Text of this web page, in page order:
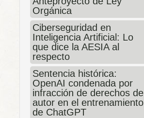
Orgánica
Ciberseguridad en
Inteligencia Artificial: Lo
que dice la AESIA al
respecto
Sentencia histórica:
OpenAI condenada por
infracción de derechos de
autor en el entrenamiento
de ChatGPT